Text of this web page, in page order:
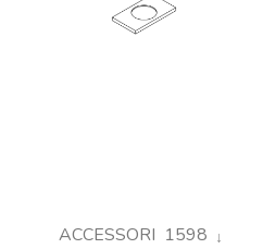
ACCESSORI 1598